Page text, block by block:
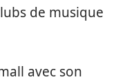
de musique
avec son